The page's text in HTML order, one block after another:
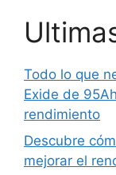
Todo lo que
Exide de
rendimiento
Descubre
mejorar el